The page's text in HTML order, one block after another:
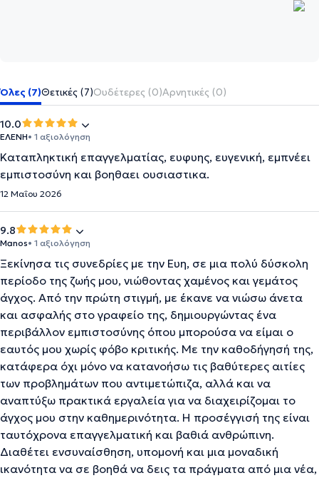
Όλες (7)Θετικές (7)Ουδέτερες (0)Αρνητικές (0)
10.0
ΕΛΕΝΗ• 1 αξιολόγηση
Καταπληκτική επαγγελματίας, ευφυης, ευγενική, εμπνέει
εμπιστοσύνη και βοηθαει ουσιαστικα.
12 Μαΐου 2026
9.8
Manos• 1 αξιολόγηση
Ξεκίνησα τις συνεδρίες με την Ευη, σε μια πολύ δύσκολη
περίοδο της ζωής μου, νιώθοντας χαμένος και γεμάτος
άγχος. Από την πρώτη στιγμή, με έκανε να νιώσω άνετα
και ασφαλής στο γραφείο της, δημιουργώντας ένα
περιβάλλον εμπιστοσύνης όπου μπορούσα να είμαι ο
εαυτός μου χωρίς φόβο κριτικής. Με την καθοδήγησή της,
κατάφερα όχι μόνο να κατανοήσω τις βαθύτερες αιτίες
των προβλημάτων που αντιμετώπιζα, αλλά και να
αναπτύξω πρακτικά εργαλεία για να διαχειρίζομαι το
άγχος μου στην καθημερινότητα. Η προσέγγισή της είναι
ταυτόχρονα επαγγελματική και βαθιά ανθρώπινη.
Διαθέτει ενσυναίσθηση, υπομονή και μια μοναδική
ικανότητα να σε βοηθά να δεις τα πράγματα από μια νέα,